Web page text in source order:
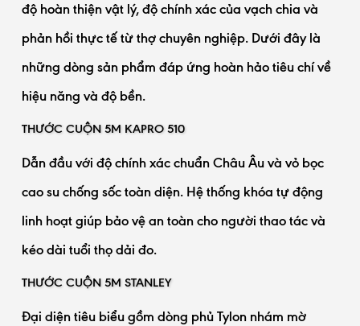
độ hoàn thiện vật lý, độ chính xác của vạch chia và
phản hồi thực tế từ thợ chuyên nghiệp. Dưới đây là
những dòng sản phẩm đáp ứng hoàn hảo tiêu chí về
hiệu năng và độ bền.
THƯỚC CUỘN 5M KAPRO 510
Dẫn đầu với độ chính xác chuẩn Châu Âu và vỏ bọc
cao su chống sốc toàn diện. Hệ thống khóa tự động
linh hoạt giúp bảo vệ an toàn cho người thao tác và
kéo dài tuổi thọ dải đo.
THƯỚC CUỘN 5M STANLEY
Đại diện tiêu biểu gồm dòng phủ Tylon nhám mờ